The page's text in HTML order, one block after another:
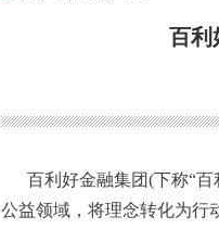
百利
百利好金融集团(下称“
公益领域，将理念转化为行